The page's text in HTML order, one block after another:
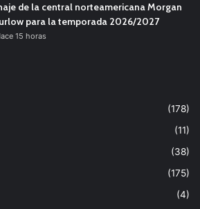
de la central norteamericana Morgan
para la temporada 2026/2027
15 horas
(178)
(11)
(38)
(175)
(4)